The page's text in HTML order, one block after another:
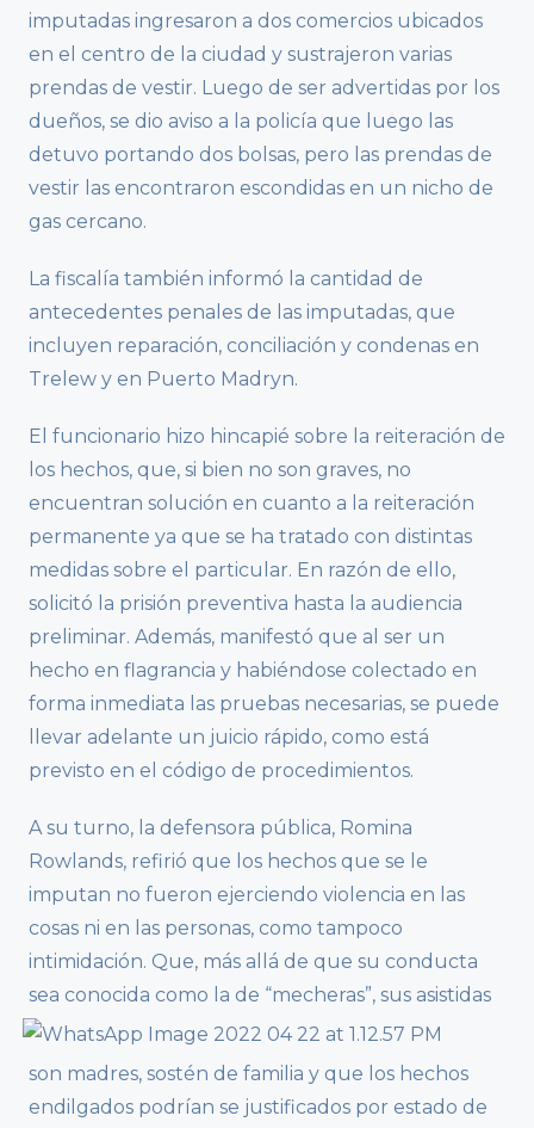
imputadas ingresaron a dos comercios ubicados
en el centro de la ciudad y sustrajeron varias
prendas de vestir. Luego de ser advertidas por los
dueños, se dio aviso a la policía que luego las
detuvo portando dos bolsas, pero las prendas de
vestir las encontraron escondidas en un nicho de
gas cercano.
La fiscalía también informó la cantidad de
antecedentes penales de las imputadas, que
incluyen reparación, conciliación y condenas en
Trelew y en Puerto Madryn.
El funcionario hizo hincapié sobre la reiteración de
los hechos, que, si bien no son graves, no
encuentran solución en cuanto a la reiteración
permanente ya que se ha tratado con distintas
medidas sobre el particular. En razón de ello,
solicitó la prisión preventiva hasta la audiencia
preliminar. Además, manifestó que al ser un
hecho en flagrancia y habiéndose colectado en
forma inmediata las pruebas necesarias, se puede
llevar adelante un juicio rápido, como está
previsto en el código de procedimientos.
A su turno, la defensora pública, Romina
Rowlands, refirió que los hechos que se le
imputan no fueron ejerciendo violencia en las
cosas ni en las personas, como tampoco
intimidación. Que, más allá de que su conducta
sea conocida como la de “mecheras”, sus asistidas
son madres, sostén de familia y que los hechos
endilgados podrían se justificados por estado de